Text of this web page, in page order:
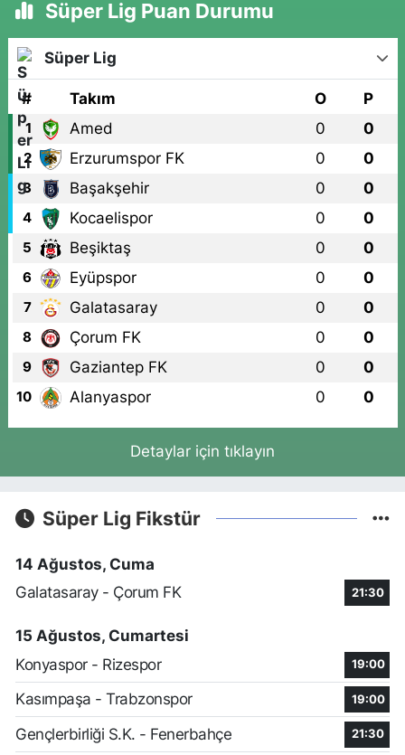
Süper Lig Puan Durumu
Süper Lig
# Takım O P
1 Amed 0 0
2 Erzurumspor FK 0 0
3 Başakşehir 0 0
4 Kocaelispor 0 0
5 Beşiktaş 0 0
6 Eyüpspor 0 0
7 Galatasaray 0 0
8 Çorum FK 0 0
9 Gaziantep FK 0 0
10 Alanyaspor 0 0
Detaylar için tıklayın
Süper Lig Fikstür
14 Ağustos, Cuma
Galatasaray - Çorum FK
21:30
15 Ağustos, Cumartesi
Konyaspor - Rizespor
19:00
Kasımpaşa - Trabzonspor 19:00
Gençlerbirliği S.K. - Fenerbahçe 21:30